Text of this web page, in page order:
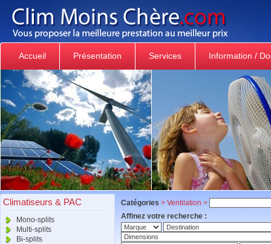
Accueil Présentation Services Information /
Climatiseurs & PAC
Mono-splits
Multi-splits
Bi-splits
Catégories > Ventilation >
Affinez votre recherche :